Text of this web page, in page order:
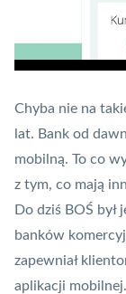
Chyba nie na
lat. Bank od
mobilną. To co
z tym, co mają
Do dziś BOŚ
banków
zapewniał
aplikacji